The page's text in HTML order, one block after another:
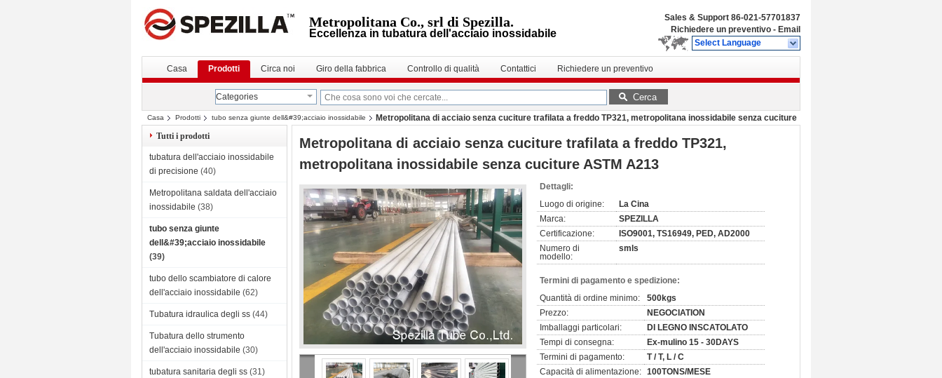
Metropolitana Co., srl di Spezilla.
Eccellenza in tubatura dell'acciaio inossidabile
Sales & Support 86-021-57701837
Richiedere un preventivo - Email
Select Language
Casa Prodotti Circa noi Giro della fabbrica Controllo di qualità Contattici Richiedere un preventivo
Categories Cerca
Casa Prodotti tubo senza giunte dell&#39;acciaio inossidabile
Metropolitana di acciaio senza cuciture trafilata a freddo TP321, metropolitana inossidabile senza cuciture
ASTM A213
Tutti i prodotti
tubatura dell'acciaio inossidabile
di precisione (40)
Metropolitana saldata dell'acciaio
inossidabile (38)
tubo senza giunte
dell&#39;acciaio inossidabile
(39)
tubo dello scambiatore di calore
dell'acciaio inossidabile (62)
Tubatura idraulica degli ss (44)
Tubatura dello strumento
dell'acciaio inossidabile (30)
tubatura sanitaria degli ss (31)
Metropolitana di acciaio senza cuciture trafilata a freddo TP321,
metropolitana inossidabile senza cuciture ASTM A213
Dettagli:
Luogo di origine:
La Cina
Marca:
SPEZILLA
Certificazione:
ISO9001, TS16949, PED, AD2000
Numero di
modello:
smls
Termini di pagamento e spedizione:
Quantità di ordine minimo:
500kgs
Prezzo:
NEGOCIATION
Imballaggi particolari:
DI LEGNO INSCATOLATO
Tempi di consegna:
Ex-mulino 15 - 30DAYS
Termini di pagamento:
T / T, L / C
Capacità di alimentazione: 100TONS/MESE